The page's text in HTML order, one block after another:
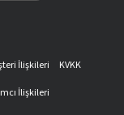
İlişkileri
KVKK
İlişkileri